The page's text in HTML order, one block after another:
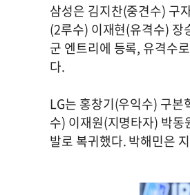
삼성은 김지찬(중견수) 구
(2루수) 이재현(유격수) 장
군 엔트리에 등록, 유격수
다.
LG는 홍창기(우익수) 구
수) 이재원(지명타자) 박
발로 복귀했다. 박해민은